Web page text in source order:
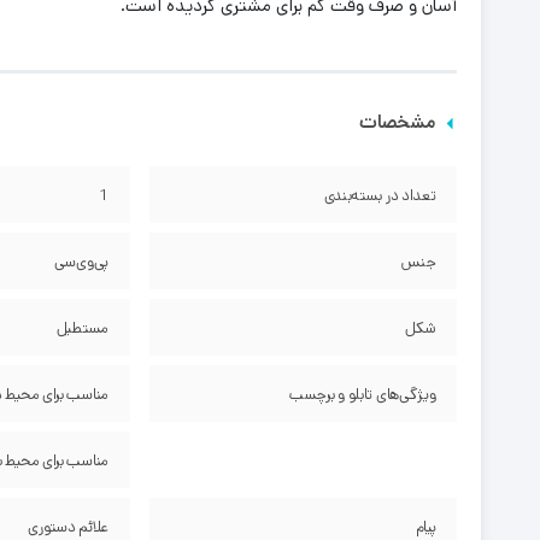
آسان و صرف وقت کم برای مشتری گردیده است.
مشخصات
تعداد در بسته‌بندی 1
جنس پی‌وی‌سی
شکل مستطیل
ویژگی‌های تابلو و برچسب مناسب برای محیط
مناسب برای محیط
پیام علائم دستوری